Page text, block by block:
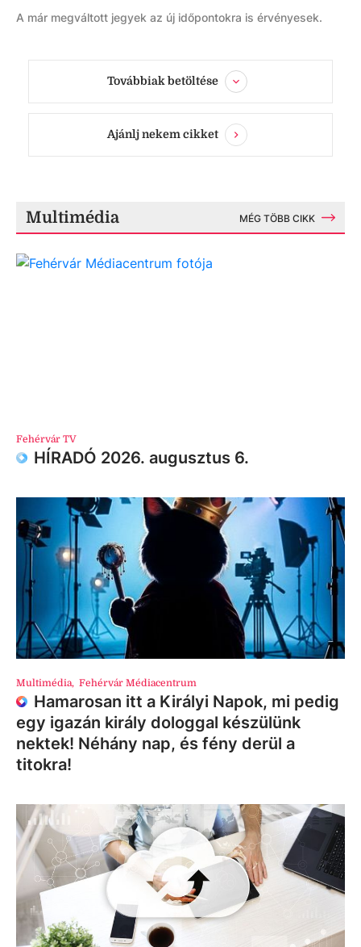
A már megváltott jegyek az új időpontokra is érvényesek.
Továbbiak betöltése
Ajánlj nekem cikket
Multimédia MÉG TÖBB CIKK
Fehérvár TV
HÍRADÓ 2026. augusztus 6.
Multimédia, Fehérvár Médiacentrum
Hamarosan itt a Királyi Napok, mi pedig
egy igazán király dologgal készülünk
nektek! Néhány nap, és fény derül a
titokra!